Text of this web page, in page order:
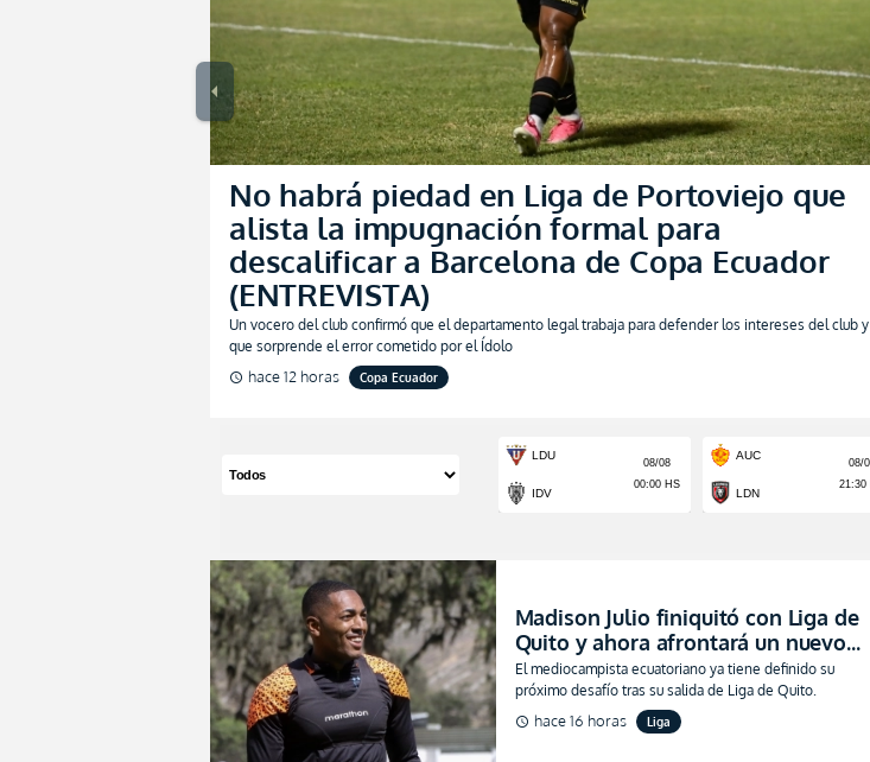
No habrá piedad en Liga de Portoviejo que
alista la impugnación formal para
descalificar a Barcelona de Copa Ecuador
(ENTREVISTA)
Un vocero del club confirmó que el departamento legal trabaja para defender los intereses del club y
que sorprende el error cometido por el Ídolo
schedule hace 12 horas Copa Ecuador
arrow_left
Madison Julio finiquitó con Liga de
Quito y ahora afrontará un nuevo
reto en el Ascenso Nacional
El mediocampista ecuatoriano ya tiene definido su
próximo desafío tras su salida de Liga de Quito.
schedule hace 16 horas Liga